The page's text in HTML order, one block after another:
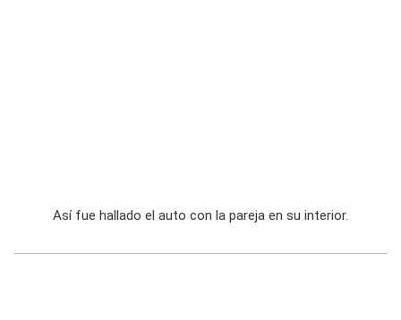
Así fue hallado el auto con la pareja en su interior.